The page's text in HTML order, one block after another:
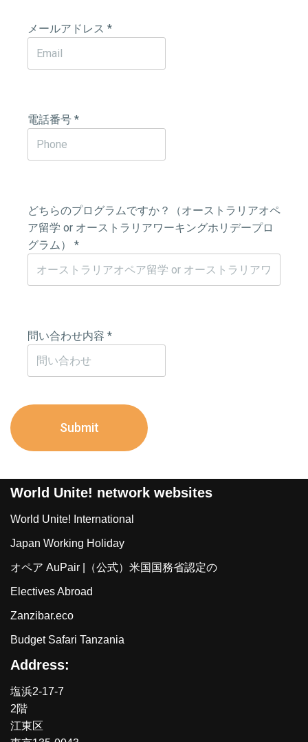
メールアドレス *
電話番号 *
どちらのプログラムですか？（オーストラリアオペ
ア留学 or オーストラリアワーキングホリデープロ
グラム）
*
問い合わせ内容 *
Submit
World Unite! network websites
World Unite! International
Japan Working Holiday
オペア AuPair |（公式）米国国務省認定の
Electives Abroad
Zanzibar.eco
Budget Safari Tanzania
Address:
塩浜2-17-7
2階
江東区